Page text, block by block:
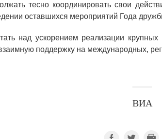
тесно координировать свои
оставшихся мероприятий Года
над ускорением реализации
поддержку на международных,
ВИА